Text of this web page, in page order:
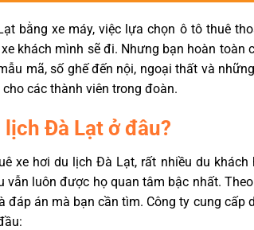
bằng xe máy, việc lựa chọn ô tô thuê
khách mình sẽ đi. Nhưng bạn hoàn
mã, số ghế đến nội, ngoại thất và
các thành viên trong đoàn.
Đà Lạt ở đâu?
xe hơi du lịch Đà Lạt, rất nhiều du
vẫn luôn được họ quan tâm bậc nhất.
đáp án mà bạn cần tìm. Công ty cung